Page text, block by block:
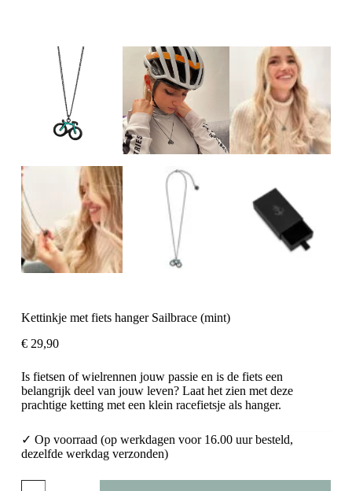
Kettinkje met fiets hanger Sailbrace (mint)
€29,90
Is fietsen of wielrennen jouw passie en is de fiets een
belangrijk deel van jouw leven? Laat het zien met deze
prachtige ketting met een klein racefietsje als hanger.
✓ Op voorraad (op werkdagen voor 16.00 uur besteld,
dezelfde werkdag verzonden)